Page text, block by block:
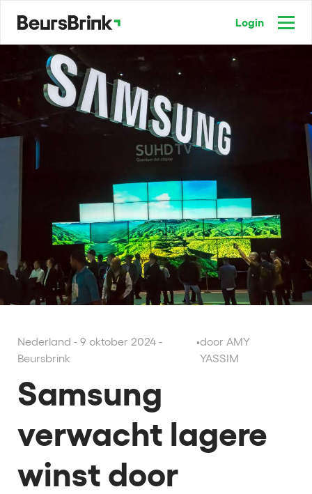
Login
Nederland - 9 oktober 2024 -
Beursbrink
•door AMY
YASSIM
Samsung
verwacht lagere
winst door